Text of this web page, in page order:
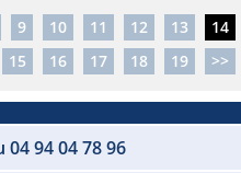
9 10 11 12 13
14
15
16 17 18 19 >>
94 04 78 96